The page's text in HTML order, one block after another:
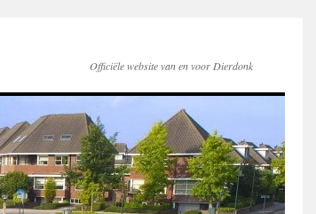
Officiële website van en voor Dierdonk